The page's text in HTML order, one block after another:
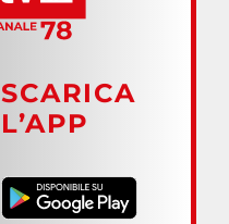
SCARICA
L’APP